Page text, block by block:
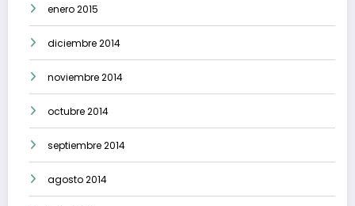
enero 2015
diciembre 2014
noviembre 2014
octubre 2014
septiembre 2014
agosto 2014